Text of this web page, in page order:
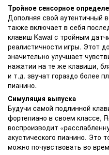
Тройное сенсорное
Дополняя свой аутентичный
также включает в себя
клавиш Kawai с тройным
реалистичности игры. Этот
значительно улучшает
нажатии на те же клавиши,
и т.д. звучат гораздо более
пианино.
Симуляция выпуска
Будучи самой подлинной
фортепиано в своем классе,
воспроизводит
акустического пианино. Это
можно почувствовать во